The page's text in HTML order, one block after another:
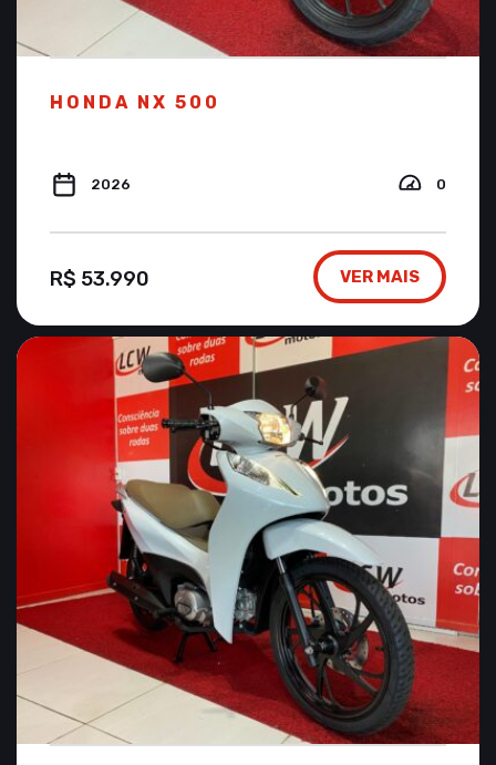
HONDA NX 500
2026 0
R$ 53.990 VER MAIS